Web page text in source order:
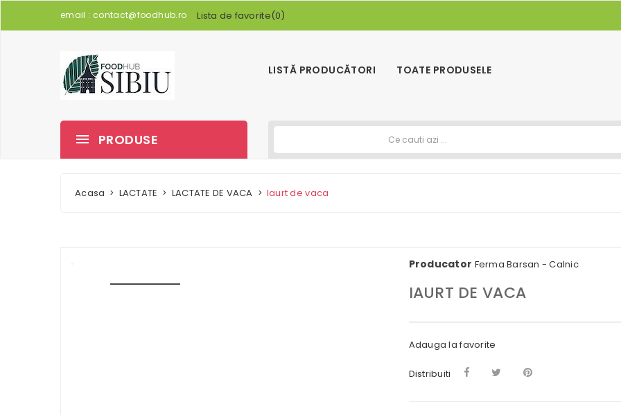
email : contact@foodhub.ro Lista de favorite(0)
LISTĂ PRODUCĂTORI TOATE PRODUSELE
PRODUSE
Acasa LACTATE LACTATE DE VACA Iaurt de vaca
Producator Ferma Barsan - Calnic
IAURT DE VACA
Adauga la favorite
Distribuiti